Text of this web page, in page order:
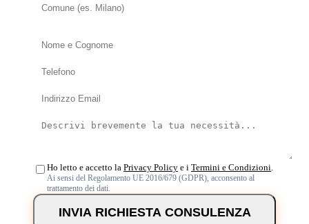
Ho letto e accetto la Privacy Policy e i Termini e Condizioni
Ai sensi del Regolamento UE 2016/679 (GDPR), acconsento al
trattamento dei dati.
INVIA RICHIESTA CONSULENZA